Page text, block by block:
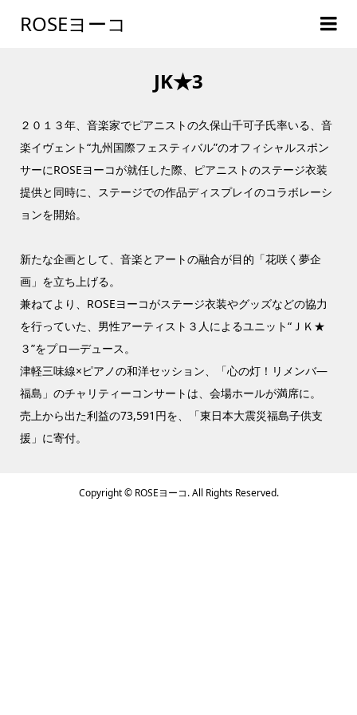
ROSEヨーコ
JK★3
２０１３年、音楽家でピアニストの久保山千可子氏率いる、音
楽イヴェント“九州国際フェスティバル”のオフィシャルスポン
サーにROSEヨーコが就任した際、ピアニストのステージ衣装
提供と同時に、ステージでの作品ディスプレイのコラボレーシ
ョンを開始。
新たな企画として、音楽とアートの融合が目的「花咲く夢企
画」を立ち上げる。
兼ねてより、ROSEヨーコがステージ衣装やグッズなどの協力
を行っていた、男性アーティスト３人によるユニット“ＪＫ★
３”をプロ―デュース。
津軽三味線×ピアノの和洋セッション、「心の灯！リメンバ―
福島」のチャリティーコンサートは、会場ホールが満席に。
売上から出た利益の73,591円を、「東日本大震災福島子供支
援」に寄付。
Copyright ©ROSEヨーコ. All Rights Reserved.